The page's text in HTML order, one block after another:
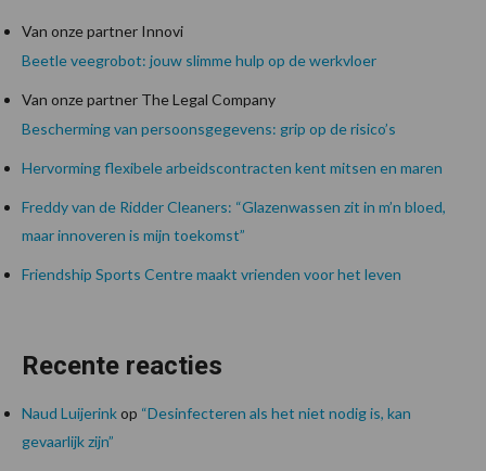
Van onze partner Innovi
Beetle veegrobot: jouw slimme hulp op de werkvloer
Van onze partner The Legal Company
Bescherming van persoonsgegevens: grip op de risico’s
Hervorming flexibele arbeidscontracten kent mitsen en maren
Freddy van de Ridder Cleaners: “Glazenwassen zit in m’n bloed,
maar innoveren is mijn toekomst”
Friendship Sports Centre maakt vrienden voor het leven
Recente reacties
Naud Luijerinkop “Desinfecteren als het niet nodig is, kan
gevaarlijk zijn”